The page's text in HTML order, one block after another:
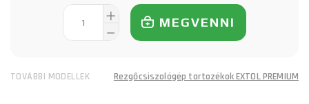
MEGVENNI
TOVÁBBI MODELLEK Rezgőcsiszológép tartozékok EXTOL PREMIUM